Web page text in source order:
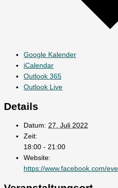
Google Kalender
iCalendar
Outlook 365
Outlook Live
Details
Datum: 27. Juli 2022
Zeit:
18:00 - 21:00
Website:
https://www.facebook.com/